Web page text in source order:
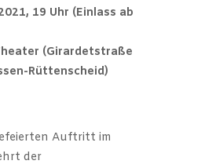
19 Uhr (Einlass ab
(Girardetstraße
Rüttenscheid)
Auftritt im
der